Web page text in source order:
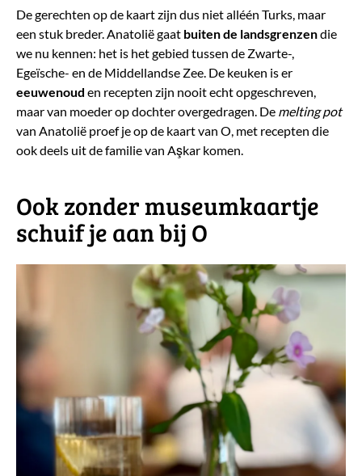
De gerechten op de kaart zijn dus niet alléén Turks, maar
een stuk breder. Anatolië gaat buiten de landsgrenzendie
we nu kennen: het is het gebied tussen de Zwarte-,
Egeïsche- en de Middellandse Zee. De keuken is er
eeuwenoud en recepten zijn nooit echt opgeschreven,
maar van moeder op dochter overgedragen. De melting pot
van Anatolië proef je op de kaart van O, met recepten die
ook deels uit de familie van Aşkar komen.
​Ook zonder museumkaartje
schuif je aan bij O